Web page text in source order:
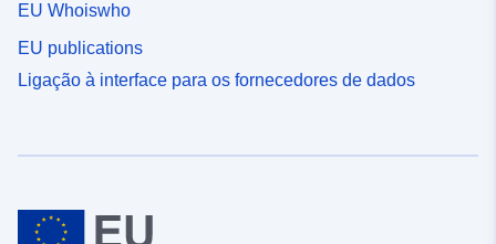
EU Whoiswho
EU publications
Ligação à interface para os fornecedores de dados